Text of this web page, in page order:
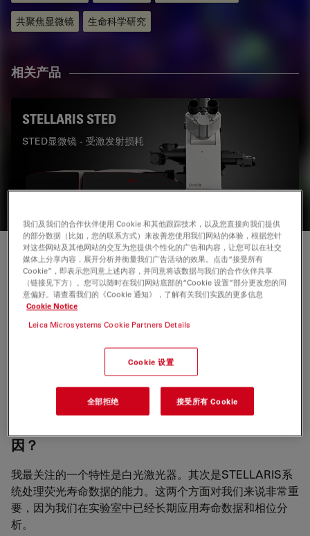
共聚焦显微镜 生命科学研究
相关产品
STELLARIS STED
STED显微镜 - 受激发射损耗
Alberto Diaspro是热那亚大学物理系的应用物理教授，并
且是意大利技术研究院纳米显微镜研究领域的主要研究员。
Diaspro教授创立了LAMBS（高级显微镜、生物成像和光
谱学实验室），并发表了超过400篇国际学术论文。他是多
光子显微镜、远场光学纳米显微镜、三维成像、荧光、无标
记以及光学超分辨率显微镜技术的专家。
感谢您今天接受我们的采访。能否多告诉我们
因？
我最关注的一个特性是白光激光器。其次是STELLARIS系
统处理荧光寿命数据的能力。这两个方面对我们来说非常重
要，因为我们在实验室中已经长期应用寿命数据和相位分
析。
我们及我们的合作伙伴使用 Cookie 和其他跟踪技术，以及您直接向我们提供
的部分数据（比如，您的联系方式）来改善您使用我们网站的体验，根据您针
对这些网站及其他网站的交互为您提供个性化的广告和内容，让您可以在社交
媒体上分享内容，展开分析并衡量我们广告活动的效果。点击“接受所有
Cookie”，即表示您同意上述内容，并同意将该数据与我们的合作伙伴共享
（链接见下方）。您可以随时在我们网站底部的“Cookie 设置”部分更改您的同
意偏好。请查看我们的《Cookie 通知》，了解有关我们实践的更多信息
Cookie Notice
Leica Microsystems Cookie Partners Details
Cookie 设置
全部拒绝 接受所有 Cookie